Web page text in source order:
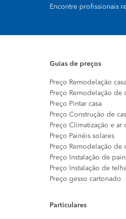
Encontre profissionais
Guias de preços
Preço Remodelação
Preço Remodelação de
Preço Pintar casa
Preço Construção de
Preço Climatização e
Preço Painéis solares
Preço Remodelação de
Preço Instalação de
Preço Instalação de
Preço gesso cartonado
Particulares